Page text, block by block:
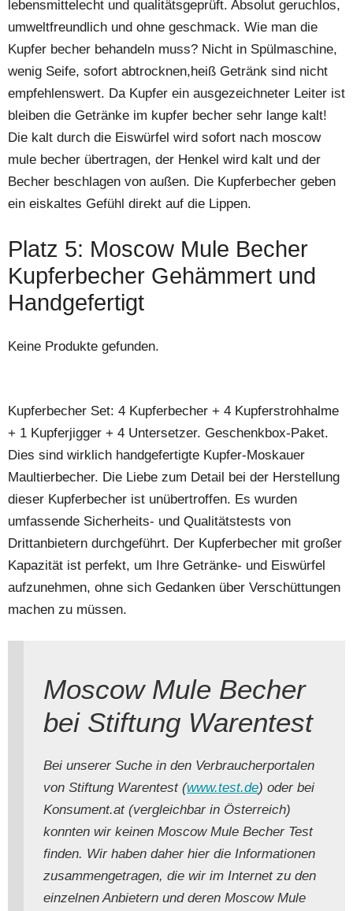
lebensmittelecht und qualitätsgeprüft. Absolut geruchlos,
umweltfreundlich und ohne geschmack. Wie man die
Kupfer becher behandeln muss? Nicht in Spülmaschine,
wenig Seife, sofort abtrocknen,heiß Getränk sind nicht
empfehlenswert. Da Kupfer ein ausgezeichneter Leiter ist
bleiben die Getränke im kupfer becher sehr lange kalt!
Die kalt durch die Eiswürfel wird sofort nach moscow
mule becher übertragen, der Henkel wird kalt und der
Becher beschlagen von außen. Die Kupferbecher geben
ein eiskaltes Gefühl direkt auf die Lippen.
Platz 5: Moscow Mule Becher
Kupferbecher Gehämmert und
Handgefertigt
Keine Produkte gefunden.
Kupferbecher Set: 4 Kupferbecher + 4 Kupferstrohhalme
+ 1 Kupferjigger + 4 Untersetzer. Geschenkbox-Paket.
Dies sind wirklich handgefertigte Kupfer-Moskauer
Maultierbecher. Die Liebe zum Detail bei der Herstellung
dieser Kupferbecher ist unübertroffen. Es wurden
umfassende Sicherheits- und Qualitätstests von
Drittanbietern durchgeführt. Der Kupferbecher mit großer
Kapazität ist perfekt, um Ihre Getränke- und Eiswürfel
aufzunehmen, ohne sich Gedanken über Verschüttungen
machen zu müssen.
Moscow Mule Becher
bei Stiftung Warentest
Bei unserer Suche in den Verbraucherportalen
von Stiftung Warentest (www.test.de) oder bei
Konsument.at (vergleichbar in Österreich)
konnten wir keinen Moscow Mule Becher Test
finden. Wir haben daher hier die Informationen
zusammengetragen, die wir im Internet zu den
einzelnen Anbietern und deren Moscow Mule